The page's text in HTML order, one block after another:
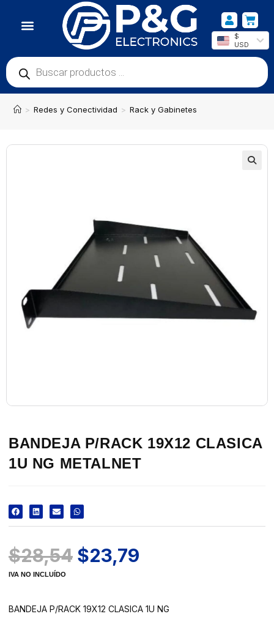
$
USD
> Redes y Conectividad > Rack y Gabinetes
BANDEJA P/RACK 19X12 CLASICA
1U NG METALNET
$28,54 $23,79
IVA NO INCLUÍDO
BANDEJA P/RACK 19X12 CLASICA 1U NG